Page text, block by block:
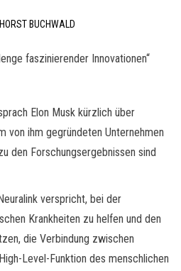
HORST BUCHWALD
faszinierender Innovationen“
Elon Musk kürzlich über
von ihm gegründeten Unternehmen
den Forschungsergebnissen sind
verspricht, bei der
Krankheiten zu helfen und den
die Verbindung zwischen
Level-Funktion des menschlichen